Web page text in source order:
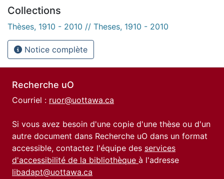
Collections
Thèses, 1910 - 2010 // Theses, 1910 - 2010
Notice complète
Recherche uO
Courriel : ruor@uottawa.ca
Si vous avez besoin d'une copie d'une thèse ou d'un
autre document dans Recherche uO dans un format
accessible, contactez l'équipe des services
d'accessibilité de la bibliothèque à l'adresse
libadapt@uottawa.ca